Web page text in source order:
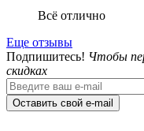
Всё отлично
Еще отзывы
Подпишитесь! Чтобы
скидках
Оставить свой e-mail